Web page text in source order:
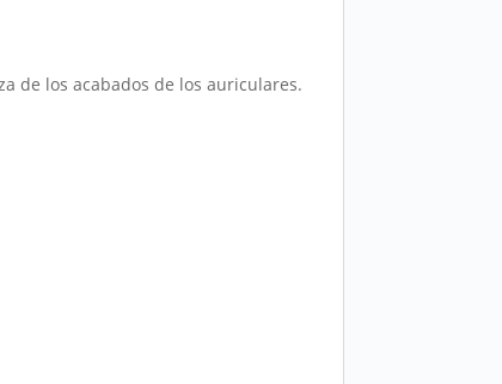
de los acabados de los auriculares.